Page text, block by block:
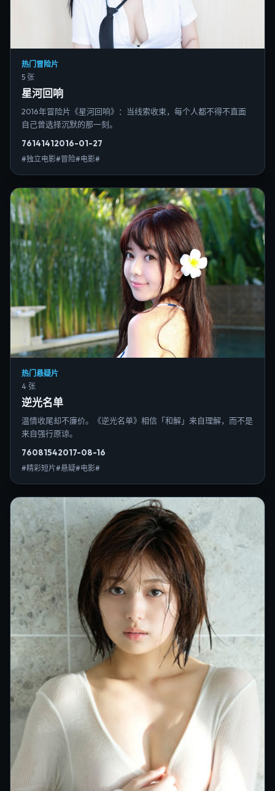
热门冒险片
5 张
星河回响
2016年冒险片《星河回响》：当线索收束，每个人都不得不直面
自己曾选择沉默的那一刻。
76141412016-01-27
#独立电影#冒险#电影#
热门悬疑片
4 张
逆光名单
温情收尾却不廉价。《逆光名单》相信「和解」来自理解，而不是
来自强行原谅。
76081542017-08-16
#精彩短片#悬疑#电影#